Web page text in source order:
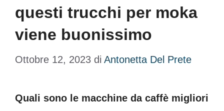
questi trucchi per moka
viene buonissimo
Ottobre 12, 2023 di Antonetta Del Prete
Quali sono le macchine da caffè migliori